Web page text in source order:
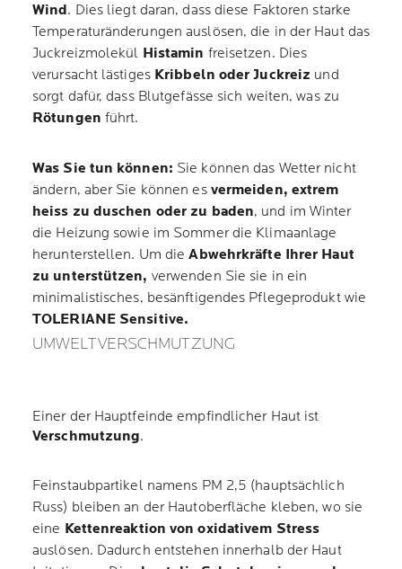
Wind. Dies liegt daran, dass diese Faktoren starke
Temperaturänderungen auslösen, die in der Haut das
Juckreizmolekül Histamin freisetzen. Dies
verursacht lästiges Kribbeln oder Juckreiz und
sorgt dafür, dass Blutgefässe sich weiten, was zu
Rötungen führt.
Was Sie tun können: Sie können das Wetter nicht
ändern, aber Sie können es vermeiden, extrem
heiss zu duschen oder zu baden, und im Winter
die Heizung sowie im Sommer die Klimaanlage
herunterstellen. Um dieAbwehrkräfte Ihrer Haut
zu unterstützen, verwenden Sie sie in ein
minimalistisches, besänftigendes Pflegeprodukt wie
TOLERIANE Sensitive.
UMWELTVERSCHMUTZUNG
Einer der Hauptfeinde empfindlicher Haut ist
Verschmutzung.
Feinstaubpartikel namens PM 2,5 (hauptsächlich
Russ) bleiben an der Hautoberfläche kleben, wo sie
eine Kettenreaktion von oxidativem Stress
auslösen. Dadurch entstehen innerhalb der Haut